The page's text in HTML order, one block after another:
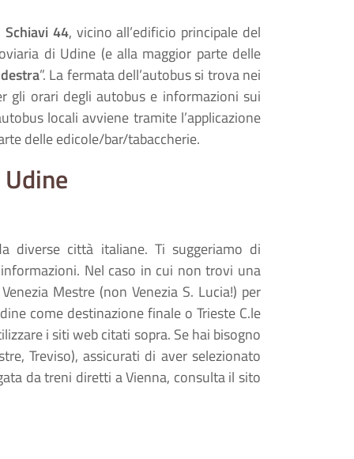
44, vicino all’edificio principale del
di Udine (e alla maggior parte delle
”. La fermata dell’autobus si trova nei
gli orari degli autobus e informazioni sui
locali avviene tramite l’applicazione
delle edicole/bar/tabaccherie.
diverse città italiane. Ti suggeriamo di
Nel caso in cui non trovi una
Mestre (non Venezia S. Lucia!) per
come destinazione finale o Trieste C.le
i siti web citati sopra. Se hai bisogno
Treviso), assicurati di aver selezionato
da treni diretti a Vienna, consulta il sito